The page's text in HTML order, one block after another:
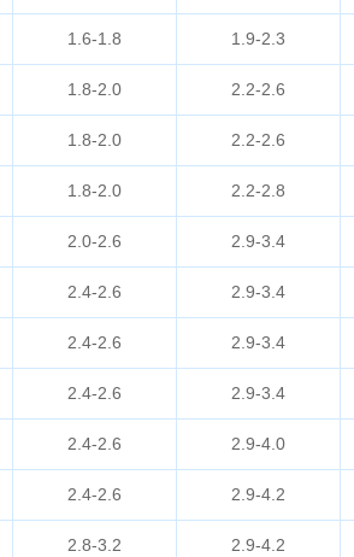
1.6-1.8 1.9-2.3
1.8-2.0 2.2-2.6
1.8-2.0 2.2-2.6
1.8-2.0 2.2-2.8
2.0-2.6 2.9-3.4
2.4-2.6 2.9-3.4
2.4-2.6 2.9-3.4
2.4-2.6 2.9-3.4
2.4-2.6 2.9-4.0
2.4-2.6 2.9-4.2
2.8-3.2 2.9-4.2